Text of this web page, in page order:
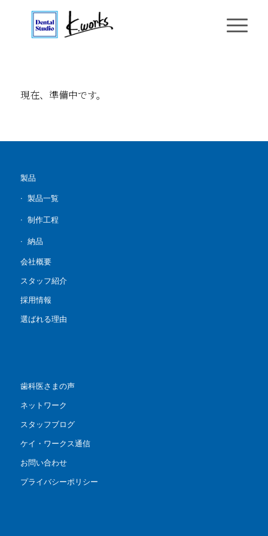
現在、準備中です。
製品
製品一覧
制作工程
納品
会社概要
スタッフ紹介
採用情報
選ばれる理由
歯科医さまの声
ネットワーク
スタッフブログ
ケイ・ワークス通信
お問い合わせ
プライバシーポリシー